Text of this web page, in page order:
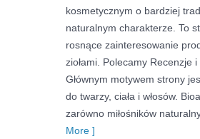
kosmetycznym o bardziej
naturalnym charakterze. To
rosnące zainteresowanie
ziołami. Polecamy Recenzje
Głównym motywem strony
do twarzy, ciała i włosów.
zarówno miłośników
More ]